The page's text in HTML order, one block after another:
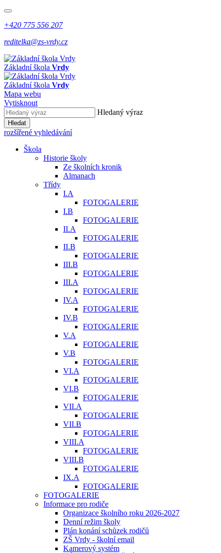
+420 775 556 207
reditelka@zs-vrdy.cz
Základní škola Vrdy
Základní škola Vrdy
Mapa webu
Vytisknout
Hledaný výraz
Hledat
rozšířené vyhledávání
Škola
Historie školy
Ze školních kronik
Almanach
Třídy
I.A
FOTOGALERIE
I.B
FOTOGALERIE
II.A
FOTOGALERIE
II.B
FOTOGALERIE
III.B
FOTOGALERIE
III.A
FOTOGALERIE
IV.A
FOTOGALERIE
IV.B
FOTOGALERIE
V.A
FOTOGALERIE
V.B
FOTOGALERIE
VI.A
FOTOGALERIE
VI.B
FOTOGALERIE
VII.A
FOTOGALERIE
VII.B
FOTOGALERIE
VIII.A
FOTOGALERIE
VIII.B
FOTOGALERIE
IX.A
FOTOGALERIE
FOTOGALERIE
Informace pro rodiče
Organizace školního roku 2026-2027
Denní režim školy
Plán konání schůzek rodičů
ZŠ Vrdy - školní email
Kamerový systém